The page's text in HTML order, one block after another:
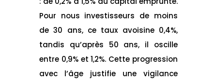
Pour nous investisseurs de moins
de 30 ans, ce taux avoisine 0,4%,
tandis qu’après 50 ans, il oscille
entre 0,9% et 1,2%. Cette progression
avec l’âge justifie une vigilance